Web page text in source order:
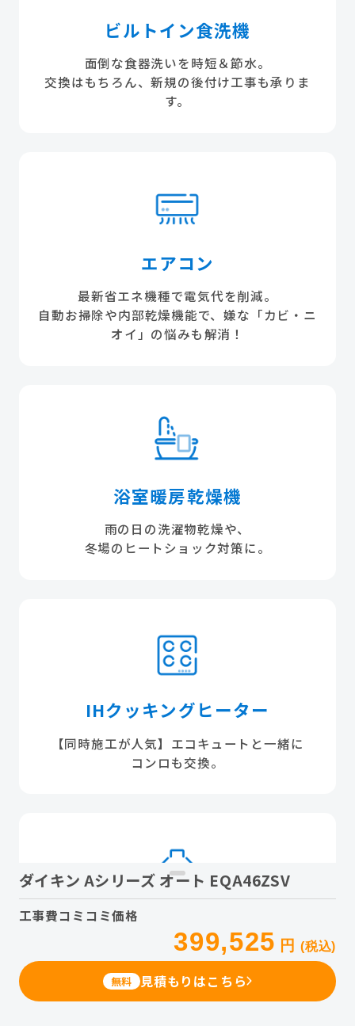
ダイキン Aシリーズ オート EQA46ZSV
工事費コミコミ価格
399,525 円 (税込)
無料 見積もりはこちら
ビルトイン食洗機
面倒な食器洗いを時短＆節水。
交換はもちろん、新規の後付け工事も承りま
す。
エアコン
最新省エネ機種で電気代を削減。
自動お掃除や内部乾燥機能で、嫌な「カビ・ニ
オイ」の悩みも解消！
浴室暖房乾燥機
雨の日の洗濯物乾燥や、
冬場のヒートショック対策に。
IHクッキングヒーター
【同時施工が人気】エコキュートと一緒に
コンロも交換。
レンジフード
「もう、ギトギト油汚れとは戦いません」
フィルターレスなど、掃除が驚くほどラクな最